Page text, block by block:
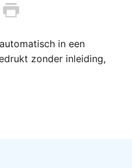
in een
zonder inleiding,